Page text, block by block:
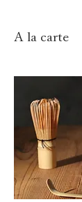
A la carte